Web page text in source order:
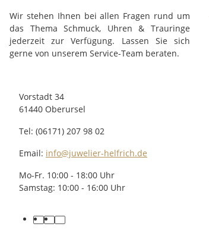
Wir stehen Ihnen bei allen Fragen rund um
das Thema Schmuck, Uhren & Trauringe
jederzeit zur Verfügung. Lassen Sie sich
gerne von unserem Service-Team beraten.
Vorstadt 34
61440 Oberursel
Tel: (06171) 207 98 02
Email: info@juwelier-helfrich.de
Mo-Fr. 10:00 - 18:00 Uhr
Samstag: 10:00 - 16:00 Uhr